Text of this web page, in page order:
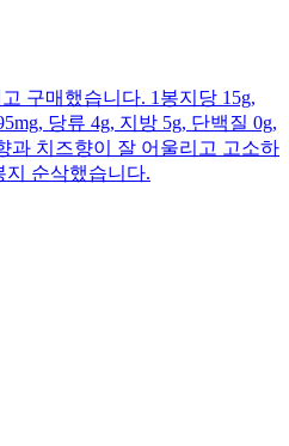
구매했습니다. 1봉지당 15g,
당류 4g, 지방 5g, 단백질 0g,
과 치즈향이 잘 어울리고 고소하
지 순삭했습니다.